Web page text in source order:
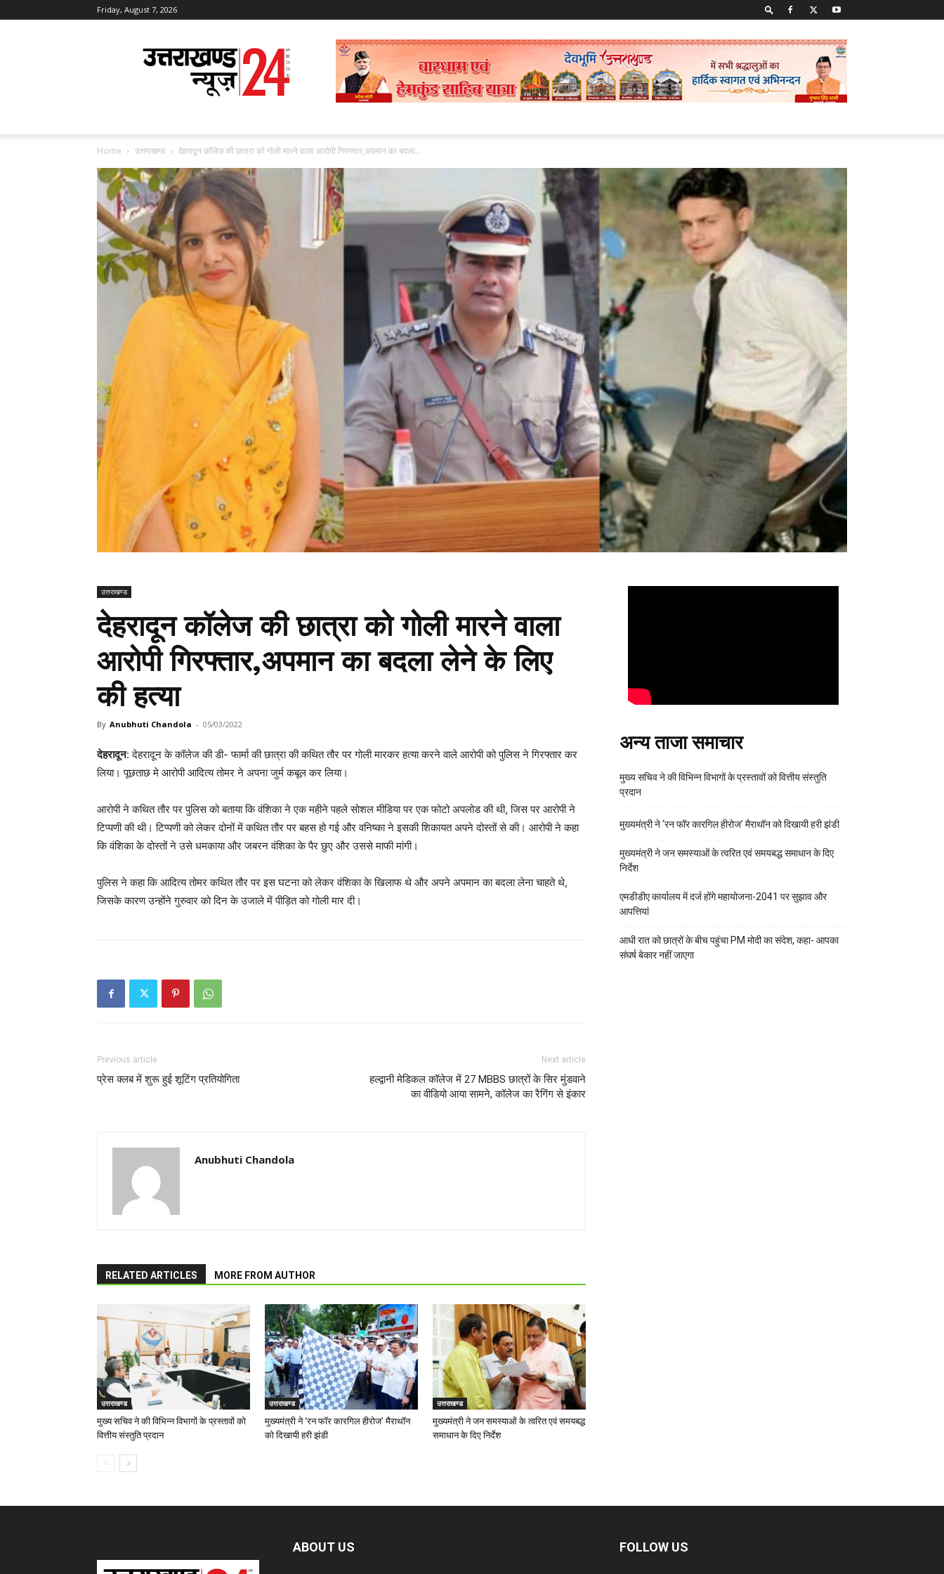
Friday, August 7, 2026
Uttarakhand
News
24
Home उत्तराखण्ड देहरादून कॉलेज की छात्रा को गोली मारने वाला आरोपी गिरफ्तार,अपमान का बदला...
उत्तराखण्ड
देहरादून कॉलेज की छात्रा को गोली मारने वाला
आरोपी गिरफ्तार,अपमान का बदला लेने के लिए
की हत्या
By Anubhuti Chandola - 05/03/2022
देहरादून: देहरादून के कॉलेज की डी- फार्मा की छात्रा की कथित तौर पर गोली मारकर हत्या करने वाले आरोपी को पुलिस ने गिरफ्तार कर
लिया। पूछताछ मे आरोपी आदित्य तोमर ने अपना जुर्म कबूल कर लिया।
आरोपी ने कथित तौर पर पुलिस को बताया कि वंशिका ने एक महीने पहले सोशल मीडिया पर एक फोटो अपलोड की थी, जिस पर आरोपी ने
टिप्पणी की थी। टिप्पणी को लेकर दोनों में कथित तौर पर बहस हो गई और वनिष्का ने इसकी शिकायत अपने दोस्तों से की। आरोपी ने कहा
कि वंशिका के दोस्तों ने उसे धमकाया और जबरन वंशिका के पैर छुए और उससे माफी मांगी।
पुलिस ने कहा कि आदित्य तोमर कथित तौर पर इस घटना को लेकर वंशिका के खिलाफ थे और अपने अपमान का बदला लेना चाहते थे,
जिसके कारण उन्होंने गुरुवार को दिन के उजाले में पीड़ित को गोली मार दी।
Previous article
प्रेस क्लब में शुरू हुई शूटिंग प्रतियोगिता
Next article
हल्द्वानी मेडिकल कॉलेज में 27 MBBS छात्रों के सिर मुंडवाने
का वीडियो आया सामने, कॉलेज का रैगिंग से इंकार
Anubhuti Chandola
RELATED ARTICLES MORE FROM AUTHOR
उत्तराखण्ड
मुख्य सचिव ने की विभिन्न विभागों के प्रस्तावों को
वित्तीय संस्तुति प्रदान
उत्तराखण्ड
मुख्यमंत्री ने ‘रन फॉर कारगिल हीरोज’ मैराथॉन
को दिखायी हरी झंडी
उत्तराखण्ड
मुख्यमंत्री ने जन समस्याओं के त्वरित एवं समयबद्ध
समाधान के दिए निर्देश
अन्य ताजा समाचार
मुख्य सचिव ने की विभिन्न विभागों के प्रस्तावों को वित्तीय संस्तुति
प्रदान
मुख्यमंत्री ने ‘रन फॉर कारगिल हीरोज’ मैराथॉन को दिखायी हरी झंडी
मुख्यमंत्री ने जन समस्याओं के त्वरित एवं समयबद्ध समाधान के दिए
निर्देश
एमडीडीए कार्यालय में दर्ज होंगे महायोजना-2041 पर सुझाव और
आपत्तियां
आधी रात को छात्रों के बीच पहुंचा PM मोदी का संदेश, कहा- आपका
संघर्ष बेकार नहीं जाएगा
ABOUT US FOLLOW US